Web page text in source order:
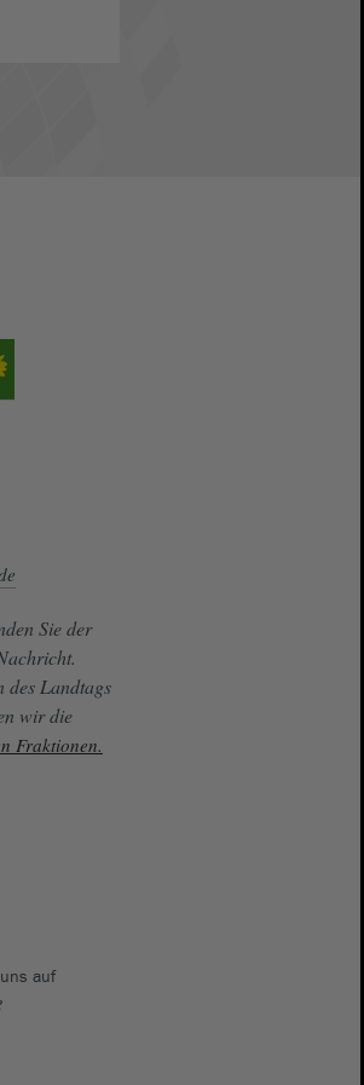
Sie der
des Landtags
wir die
Fraktionen.
auf